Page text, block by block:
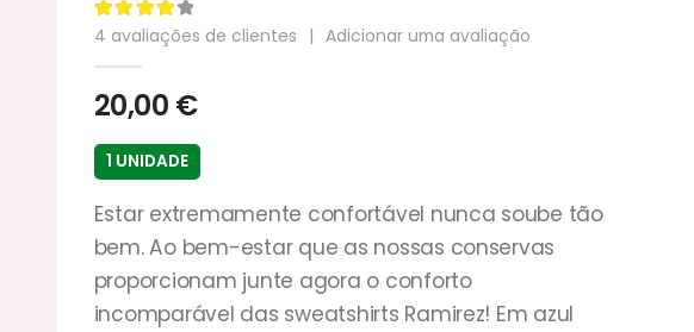
4.00de 5
4 avaliações de clientes | Adicionar uma avaliação
20,00 €
1 UNIDADE
Estar extremamente confortável nunca soube tão
bem. Ao bem-estar que as nossas conservas
proporcionam junte agora o conforto
incomparável das sweatshirts Ramirez! Em azul